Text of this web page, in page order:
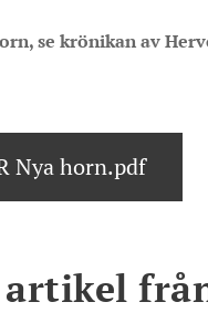
se krönikan av
Nya horn.pdf